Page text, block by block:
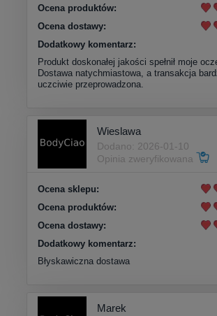
Ocena produktów:
Ocena dostawy:
Dodatkowy komentarz:
Produkt doskonałej jakości spełnił moje
Dostawa natychmiastowa, a transakcja
uczciwie przeprowadzona.
Wieslawa
Dodano: 2026-01-10
Opinia zweryfikowana
Ocena sklepu:
Ocena produktów:
Ocena dostawy:
Dodatkowy komentarz:
Błyskawiczna dostawa
Marek